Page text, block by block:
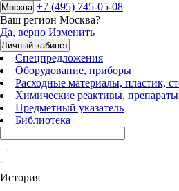
Москва +7 (495) 745-05-08
Ваш регион Москва?
Да, верно Изменить
Личный кабинет
Спецпредложения
Оборудование, приборы
Расходные материалы, пластик,
Химические реактивы,
Предметный указатель
Библиотека
История